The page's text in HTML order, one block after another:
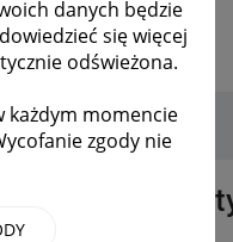
danych będzie
się więcej
odświeżona.
każdym momencie
zgody nie
Publiczne